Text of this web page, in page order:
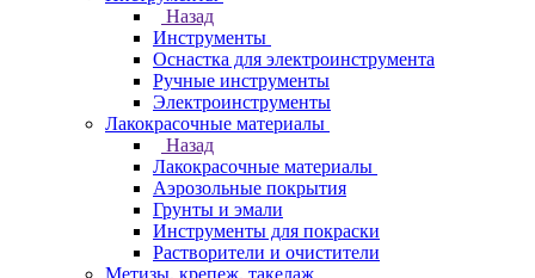
Назад
Инструменты
Оснастка для электроинструмента
Ручные инструменты
Электроинструменты
Лакокрасочные материалы
Назад
Лакокрасочные материалы
Аэрозольные покрытия
Грунты и эмали
Инструменты для покраски
Растворители и очистители
Метизы, крепеж, такелаж